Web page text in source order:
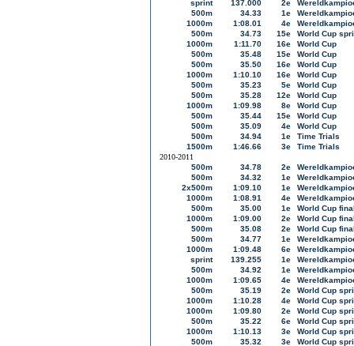
sprint
137.000 2e
500m
34.33 1e
1000m
1:08.01 4e
500m
34.73 15e
World Cup
1000m
1:11.70 16e
World Cup
500m
35.48 15e
World Cup
500m
35.50 16e
World Cup
1000m
1:10.10 16e
World Cup
500m
35.23 5e
World Cup
500m
35.28 12e
World Cup
1000m
1:09.98 8e
World Cup
500m
35.44 15e
World Cup
500m
35.09 4e
World Cup
500m
34.94 1e
Time Trials
1500m
1:46.66 3e
Time Trials
2010-2011
500m
34.78 2e
500m
34.32 1e
2x500m
1:09.10 1e
1000m
1:08.91 4e
500m
35.00 1e
World Cup
1000m
1:09.00 2e
World Cup
500m
35.08 2e
World Cup
500m
34.77 1e
1000m
1:09.48 6e
sprint
139.255 1e
500m
34.92 1e
1000m
1:09.65 4e
500m
35.19 2e
World Cup
1000m
1:10.28 4e
World Cup
1000m
1:09.80 2e
World Cup
500m
35.22 6e
World Cup
1000m
1:10.13 3e
World Cup
500m
35.32 3e
World Cup